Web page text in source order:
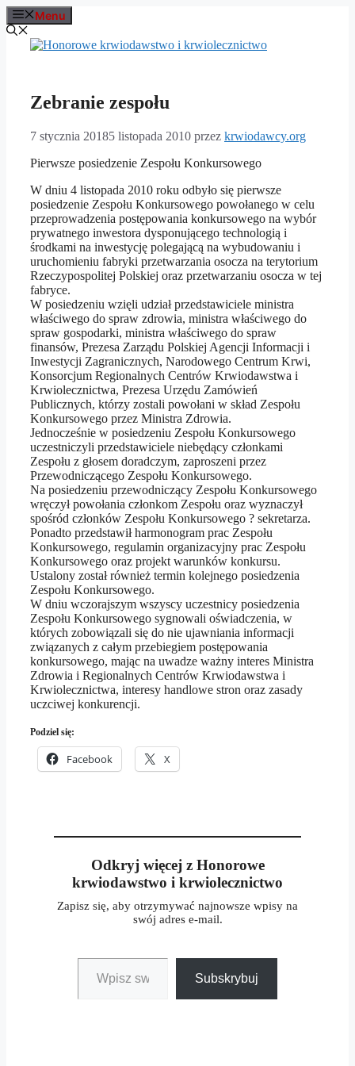
Przejdź
do
treści
Menu
Zebranie zespołu
7 stycznia 20185 listopada 2010 przez krwiodawcy.org
Pierwsze posiedzenie Zespołu Konkursowego
W dniu 4 listopada 2010 roku odbyło się pierwsze
posiedzenie Zespołu Konkursowego powołanego w celu
przeprowadzenia postępowania konkursowego na wybór
prywatnego inwestora dysponującego technologią i
środkami na inwestycję polegającą na wybudowaniu i
uruchomieniu fabryki przetwarzania osocza na terytorium
Rzeczypospolitej Polskiej oraz przetwarzaniu osocza w tej
fabryce.
W posiedzeniu wzięli udział przedstawiciele ministra
właściwego do spraw zdrowia, ministra właściwego do
spraw gospodarki, ministra właściwego do spraw
finansów, Prezesa Zarządu Polskiej Agencji Informacji i
Inwestycji Zagranicznych, Narodowego Centrum Krwi,
Konsorcjum Regionalnych Centrów Krwiodawstwa i
Krwiolecznictwa, Prezesa Urzędu Zamówień
Publicznych, którzy zostali powołani w skład Zespołu
Konkursowego przez Ministra Zdrowia.
Jednocześnie w posiedzeniu Zespołu Konkursowego
uczestniczyli przedstawiciele niebędący członkami
Zespołu z głosem doradczym, zaproszeni przez
Przewodniczącego Zespołu Konkursowego.
Na posiedzeniu przewodniczący Zespołu Konkursowego
wręczył powołania członkom Zespołu oraz wyznaczył
spośród członków Zespołu Konkursowego ? sekretarza.
Ponadto przedstawił harmonogram prac Zespołu
Konkursowego, regulamin organizacyjny prac Zespołu
Konkursowego oraz projekt warunków konkursu.
Ustalony został również termin kolejnego posiedzenia
Zespołu Konkursowego.
W dniu wczorajszym wszyscy uczestnicy posiedzenia
Zespołu Konkursowego sygnowali oświadczenia, w
których zobowiązali się do nie ujawniania informacji
związanych z całym przebiegiem postępowania
konkursowego, mając na uwadze ważny interes Ministra
Zdrowia i Regionalnych Centrów Krwiodawstwa i
Krwiolecznictwa, interesy handlowe stron oraz zasady
uczciwej konkurencji.
Podziel się:
Facebook X
Odkryj więcej z Honorowe
krwiodawstwo i krwiolecznictwo
Zapisz się, aby otrzymywać najnowsze wpisy na
swój adres e-mail.
Wpisz swój adres e-mail…
Subskrybuj